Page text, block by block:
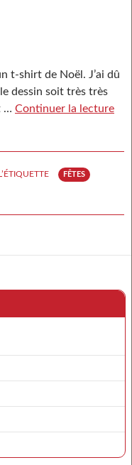
t-shirt de Noël. J’ai dû
dessin soit très très
… Continuer la lecture
FÊTES